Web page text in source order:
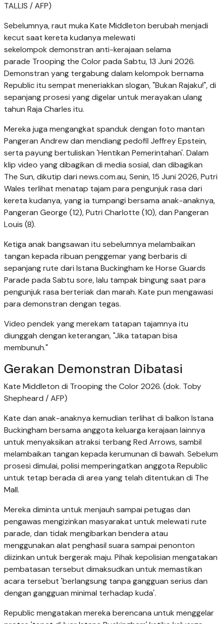
TALLIS / AFP)
Sebelumnya, raut muka Kate Middleton berubah menjadi
kecut saat kereta kudanya melewati
sekelompok demonstran anti-kerajaan selama
parade Trooping the Color pada Sabtu, 13 Juni 2026.
Demonstran yang tergabung dalam kelompok bernama
Republic itu sempat meneriakkan slogan, "Bukan Rajaku!", di
sepanjang prosesi yang digelar untuk merayakan ulang
tahun Raja Charles itu.
Mereka juga mengangkat spanduk dengan foto mantan
Pangeran Andrew dan mendiang pedofil Jeffrey Epstein,
serta payung bertuliskan 'Hentikan Pemerintahan'. Dalam
klip video yang dibagikan di media sosial, dan dibagikan
The Sun, dikutip dari news.com.au, Senin, 15 Juni 2026, Putri
Wales terlihat menatap tajam para pengunjuk rasa dari
kereta kudanya, yang ia tumpangi bersama anak-anaknya,
Pangeran George (12), Putri Charlotte (10), dan Pangeran
Louis (8).
Ketiga anak bangsawan itu sebelumnya melambaikan
tangan kepada ribuan penggemar yang berbaris di
sepanjang rute dari Istana Buckingham ke Horse Guards
Parade pada Sabtu sore, lalu tampak bingung saat para
pengunjuk rasa berteriak dan marah. Kate pun mengawasi
para demonstran dengan tegas.
Video pendek yang merekam tatapan tajamnya itu
diunggah dengan keterangan, "Jika tatapan bisa
membunuh."
Gerakan Demonstran Dibatasi
Kate Middleton di Trooping the Color 2026. (dok. Toby
Shepheard / AFP)
Kate dan anak-anaknya kemudian terlihat di balkon Istana
Buckingham bersama anggota keluarga kerajaan lainnya
untuk menyaksikan atraksi terbang Red Arrows, sambil
melambaikan tangan kepada kerumunan di bawah. Sebelum
prosesi dimulai, polisi memperingatkan anggota Republic
untuk tetap berada di area yang telah ditentukan di The
Mall.
Mereka diminta untuk menjauh sampai petugas dan
pengawas mengizinkan masyarakat untuk melewati rute
parade, dan tidak mengibarkan bendera atau
menggunakan alat penghasil suara sampai penonton
diizinkan untuk bergerak maju. Pihak kepolisian mengatakan
pembatasan tersebut dimaksudkan untuk memastikan
acara tersebut 'berlangsung tanpa gangguan serius dan
dengan gangguan minimal terhadap kuda'.
Republic mengatakan mereka berencana untuk menggelar